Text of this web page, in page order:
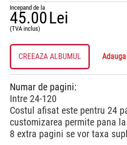
Incepand de la
45.00Lei
(TVA inclus)
CREEAZA ALBUMUL
Numar de pagini:
Intre 24-120
Costul afisat este pentru 24
customizarea permite pana
8 extra pagini se vor taxa